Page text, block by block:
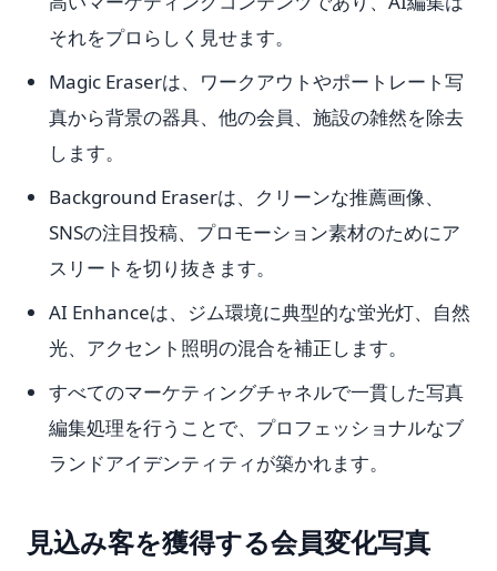
それをプロらしく見せます。
Magic Eraserは、ワークアウトやポートレート写
真から背景の器具、他の会員、施設の雑然を除去
します。
Background Eraserは、クリーンな推薦画像、
SNSの注目投稿、プロモーション素材のためにア
スリートを切り抜きます。
AI Enhanceは、ジム環境に典型的な蛍光灯、自然
光、アクセント照明の混合を補正します。
すべてのマーケティングチャネルで一貫した写真
編集処理を行うことで、プロフェッショナルなブ
ランドアイデンティティが築かれます。
見込み客を獲得する会員変化写真